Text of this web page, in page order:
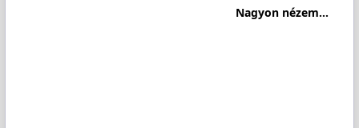
Nagyon nézem...